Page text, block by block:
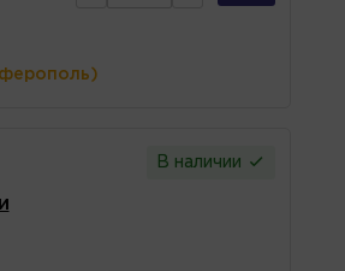
В наличии